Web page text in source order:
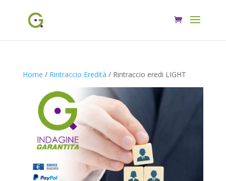
Home / Rintraccio Eredità / Rintraccio eredi LIGHT